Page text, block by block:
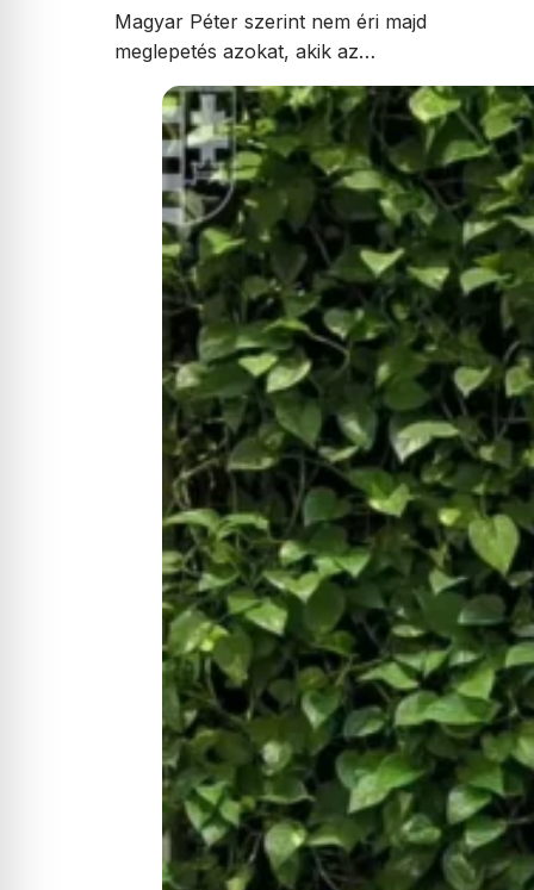
Magyar Péter szerint nem éri majd
meglepetés azokat, akik az…